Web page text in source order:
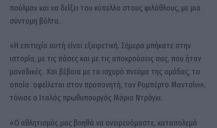
πούλμαν και να δείξει του κύπελλο στους φιλάθλους, με μια
σύντομη βόλτα.
«Η επιτυχία αυτή είναι εξαιρετική. Σήμερα μπήκατε στην
ιστορία, με τις πάσες και με τις αποκρούσεις σας, που ήταν
μοναδικές. Και βέβαια με το ισχυρό πνεύμα της ομάδας, το
οποίο οφείλεται στον προπονητή, τον Ρομπέρτο Μαντσίνι»,
τόνισε ο Ιταλός πρωθυπουργός Μάριο Ντράγκι.
«Ο αθλητισμός μας βοηθά να ονειρευόμαστε, καταπολεμά